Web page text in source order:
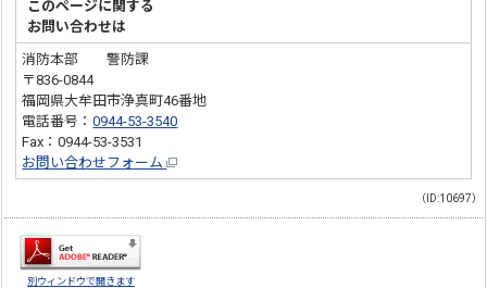
このページに関する
お問い合わせは
消防本部 警防課
〒836-0844
福岡県大牟田市浄真町46番地
電話番号：0944-53-3540
Fax：0944-53-3531
お問い合わせフォーム
（ID:10697）
別ウィンドウで開きます